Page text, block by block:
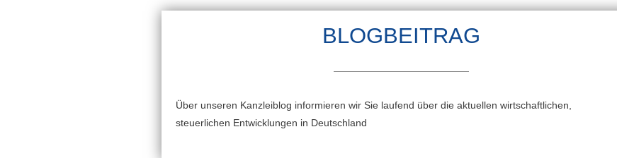
BLOGBEITRAG
Über unseren Kanzleiblog informieren wir Sie laufend über die aktuellen wirtschaftlichen,
steuerlichen Entwicklungen in Deutschland